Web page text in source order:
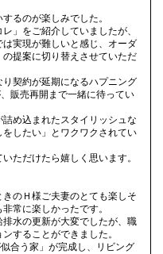
るのが楽しみでした。
」をご紹介していましたが、
実現が難しいと感じ、オーダ
提案に切り替えさせていただ
契約が延期になるハプニング
販売再開まで一緒に待ってい
め込まれたスタイリッシュな
したい」とワクワクされてい
ただけたら嬉しく思います。
のＨ様ご夫妻のとても楽しそ
常に楽しかったです。
水の更新が大変でしたが、職
することができました。
合う家」が完成し、リビング